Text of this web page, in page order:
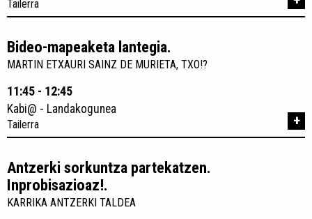
Tailerra
Bideo-mapeaketa lantegia.
MARTIN ETXAURI SAINZ DE MURIETA, TXO!?
11:45 - 12:45
Kabi@ - Landakogunea
Tailerra +
Antzerki sorkuntza partekatzen.
Inprobisazioaz!.
KARRIKA ANTZERKI TALDEA